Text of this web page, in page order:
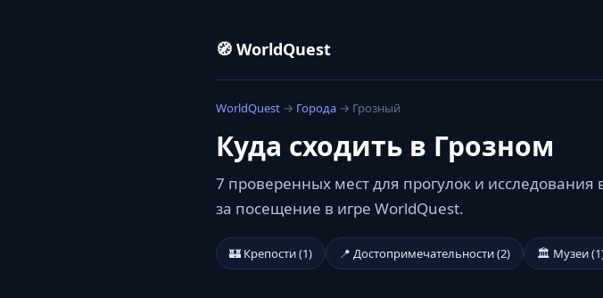
🧭 WorldQuest
WorldQuest → Города → Грозный
Куда сходить в Грозном
7 проверенных мест для прогулок и
за посещение в игре WorldQuest.
🏰 Крепости (1) 📍 Достопримечательности (2) 🏛️ Музеи